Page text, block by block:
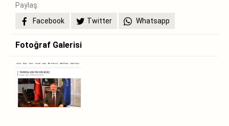
Paylaş:
Facebook
Twitter Whatsapp
Fotoğraf Galerisi